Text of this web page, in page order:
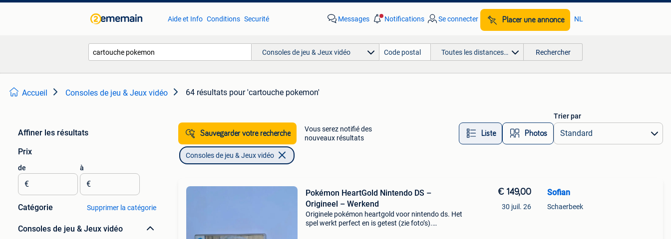
Aide et Info Conditions Securité Messages Notifications Se connecter Placer une annonce NL
Consoles de jeu & Jeux vidéo Toutes les distances… Rechercher
Accueil Consoles de jeu & Jeux vidéo 64 résultats pour 'cartouche pokemon'
Affiner les résultats
Prix
de
€
à
€
Catégorie Supprimer la catégorie
Consoles de jeu & Jeux vidéo
Sauvegarder votre recherche
Vous serez notifié des
nouveaux résultats
Liste Photos
Trier par
Consoles de jeu & Jeux vidéo
Pokémon HeartGold Nintendo DS –
Origineel – Werkend
Originele pokémon heartgold voor nintendo ds. Het
spel werkt perfect en is getest (zie foto’s).
€ 149,00
30 juil. 26
Sofian
Schaerbeek